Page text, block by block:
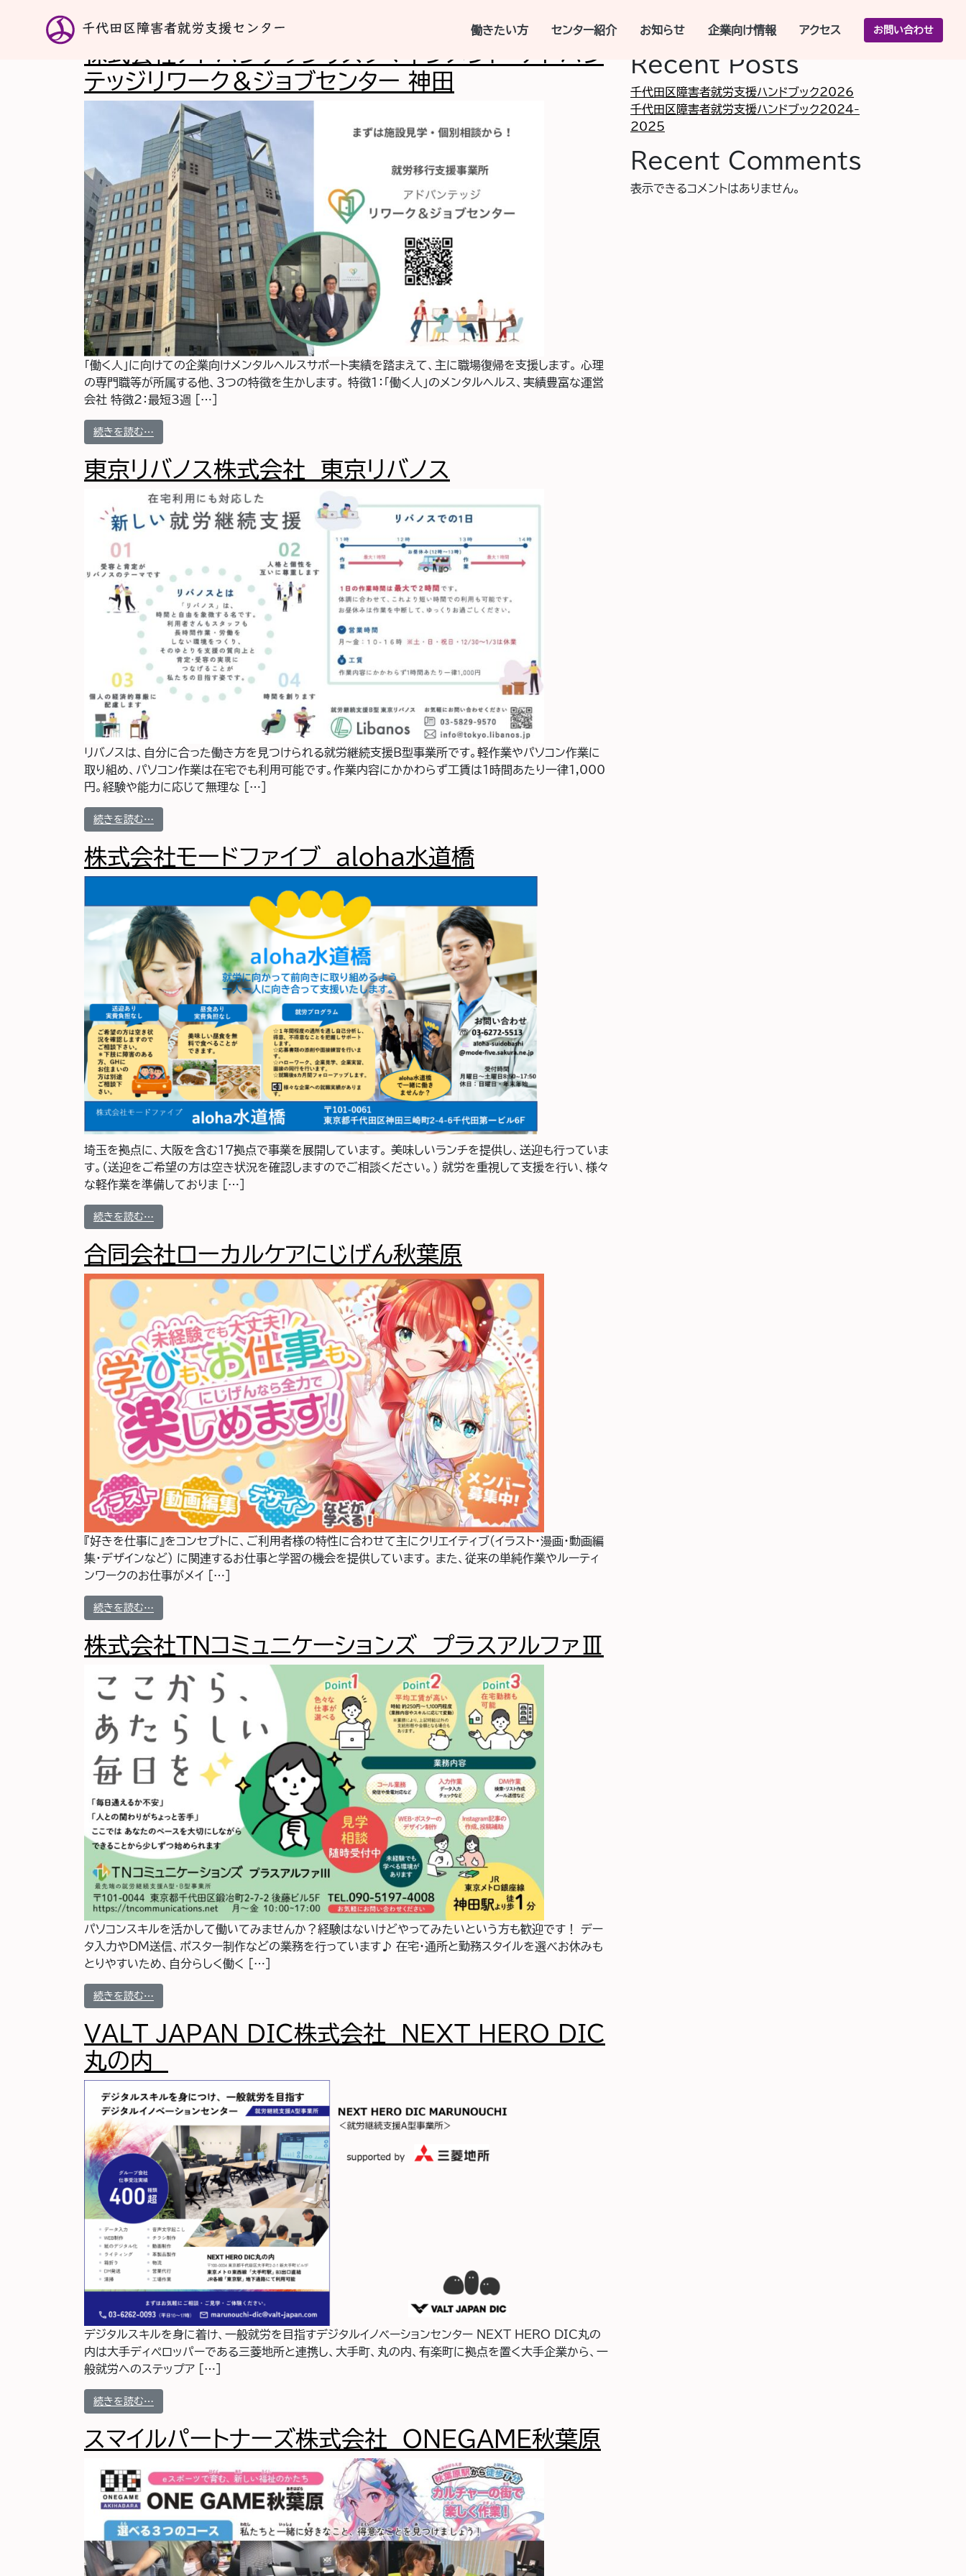
働きたい方 センター紹介 お知らせ 企業向け情報 アクセス お問い合わせ
活動カテゴリー:
株式会社アドバンテッジリスクマネジメント アドバン
テッジリワーク＆ジョブセンター 神田
「働く人」に向けての企業向けメンタルヘルスサポート実績を踏まえて、主に職場復帰を支援します。 心理
の専門職等が所属する他、３つの特徴を生かします。 特徴１：「働く人」のメンタルヘルス、実績豊富な運営
会社 特徴２：最短3週 […]
続きを読む…
東京リバノス株式会社 東京リバノス
リバノスは、自分に合った働き方を見つけられる就労継続支援B型事業所です。軽作業やパソコン作業に
取り組め、パソコン作業は在宅でも利用可能です。作業内容にかかわらず工賃は１時間あたり一律1,000
円。経験や能力に応じて無理な […]
続きを読む…
株式会社モードファイブ aloha水道橋
埼玉を拠点に、大阪を含む17拠点で事業を展開しています。 美味しいランチを提供し、送迎も行っていま
す。（送迎をご希望の方は空き状況を確認しますのでご相談ください。） 就労を重視して支援を行い、様々
な軽作業を準備しておりま […]
続きを読む…
合同会社ローカルケアにじげん秋葉原
『好きを仕事に』をコンセプトに、ご利用者様の特性に合わせて主にクリエイティブ(イラスト・漫画・動画編
集・デザインなど) に関連するお仕事と学習の機会を提供しています。 また、従来の単純作業やルーティ
ンワークのお仕事がメイ […]
続きを読む…
株式会社TNコミュニケーションズ プラスアルファⅢ
パソコンスキルを活かして働いてみませんか？経験はないけどやってみたいという方も歓迎です！ デー
タ入力やDM送信、ポスター制作などの業務を行っています♪ 在宅・通所と勤務スタイルを選べお休みも
とりやすいため、自分らしく働く […]
続きを読む…
VALT JAPAN DIC株式会社 NEXT HERO DIC
丸の内
デジタルスキルを身に着け、一般就労を目指すデジタルイノベーションセンター NEXT HERO DIC丸の
内は大手ディペロッパーである三菱地所と連携し、大手町、丸の内、有楽町に拠点を置く大手企業から、一
般就労へのステップア […]
続きを読む…
スマイルパートナーズ株式会社 ONEGAME秋葉原
Recent Posts
千代田区障害者就労支援ハンドブック2026
千代田区障害者就労支援ハンドブック2024-
2025
Recent Comments
表示できるコメントはありません。